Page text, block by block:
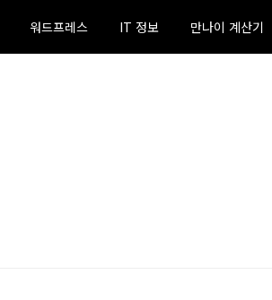
워드프레스 IT 정보 만나이 계산기